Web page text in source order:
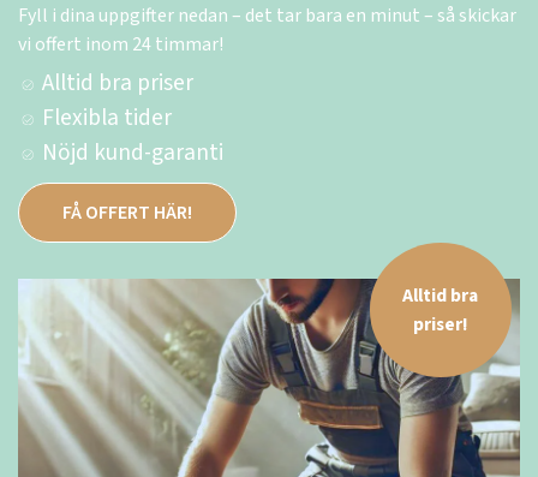
Fyll i dina uppgifter nedan – det tar bara en minut – så skickar
vi offert inom 24 timmar!
Alltid bra priser
Flexibla tider
Nöjd kund-garanti
FÅ OFFERT HÄR!
Alltid bra
priser!